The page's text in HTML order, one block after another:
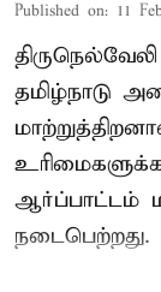
Published on: 11
தமிழ்நாடு
ஆர்ப்பாட்டம்
நடைபெற்றது.